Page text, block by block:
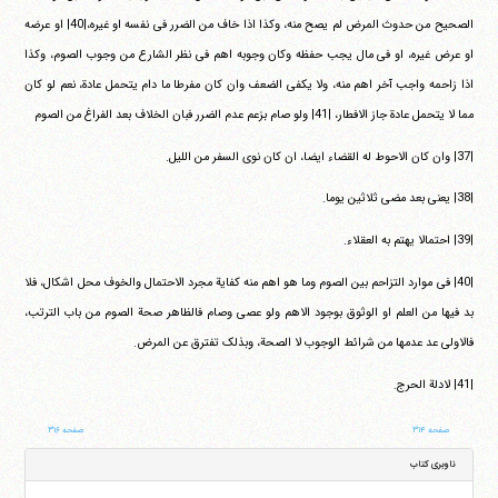
الصحیح من حدوث المرض لم یصح منه، وکذا اذا خاف من الضرر فی نفسه او غیره،|40| او عرضه
او عرض غیره، او فی مال یجب حفظه وکان وجوبه اهم فی نظر الشارع من وجوب الصوم، وکذا
اذا زاحمه واجب آخر اهم منه، ولا یکفی الضعف وان کان مفرطا ما دام یتحمل عادة، نعم لو کان
مما لا یتحمل عادة جاز الافطار، |41| ولو صام بزعم عدم الضرر فبان الخلاف بعد الفراغ من الصوم
|37| وان کان الاحوط له القضاء ایضا، ان کان نوی السفر من اللیل.
|38| یعنی بعد مضی ثلاثین یوما.
|39| احتمالا یهتم به العقلاء.
|40| فی موارد التزاحم بین الصوم وما هو اهم منه کفایة مجرد الاحتمال والخوف محل اشکال، فلا
بد فیها من العلم او الوثوق بوجود الاهم ولو عصی وصام فالظاهر صحة الصوم من باب الترتب،
فالاولی عد عدمها من شرائط الوجوب لا الصحة، وبذلک تفترق عن المرض.
|41| لادلة الحرج.
صفحه ۳۱۴ صفحه ۳۱۶
ناوبری کتاب